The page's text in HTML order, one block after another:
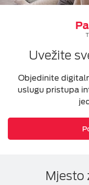
Uvežite
Objedinite
uslugu pristupa
Mjesto